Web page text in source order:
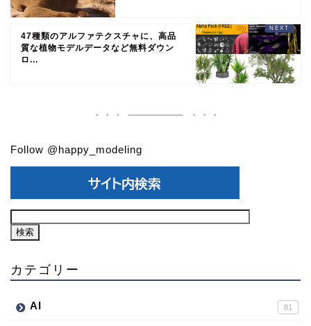
47種類のアルファテクスチャに、高品
質な植物モデルデータなど無料ダウン
ロ...
Follow @happy_modeling
カテゴリー
AI 81